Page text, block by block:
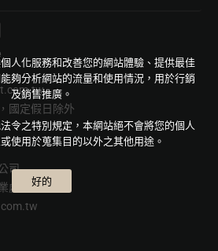
國定假日除外
司
處
人化服務和改善您的網站體驗、提供最佳
夠分析網站的流量和使用情況，用於行銷
及銷售推廣。
令之特別規定，本網站絕不會將您的個人
使用於蒐集目的以外之其他用途。
好的